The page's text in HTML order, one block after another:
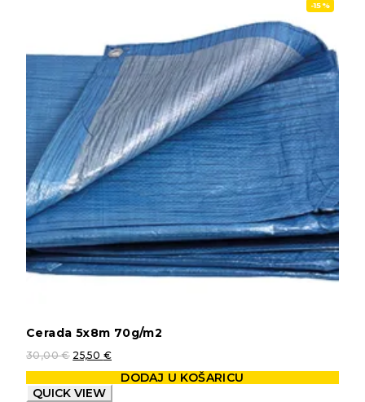
-15%
Cerada 5x8m 70g/m2
30,00€ 25,50 €
DODAJ U KOŠARICU
QUICK VIEW